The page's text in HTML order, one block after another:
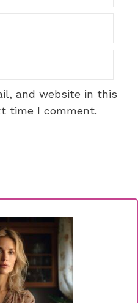
and website in this
time I comment.